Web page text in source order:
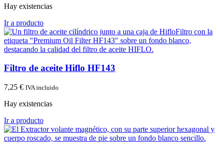
Hay existencias
Ir a producto
Filtro de aceite Hiflo HF143
7,25 € IVA incluido
Hay existencias
Ir a producto